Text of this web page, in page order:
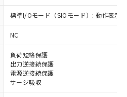
標準I/Oモード（SIOモード）: 動作表示
NC
負荷短絡保護
出力逆接続保護
電源逆接続保護
サージ吸収
指令（10物質）の
品が提供可能な商品で